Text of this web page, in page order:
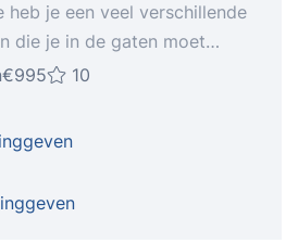
heb je een veel verschillende
die je in de gaten moet
van het motiveren van het
op één lijn krijgen in het
oplossen. Je vaardigheden als
zo breed dat er bijna altijd
Iemand die functie van
€995 10